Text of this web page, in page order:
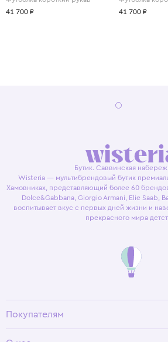
41 700 ₽ 41 700 ₽
Бутик. Саввинская
Wisteria — мультибрендовый бутик
Хамовниках, представляющий более 60
Dolce&Gabbana, Giorgio Armani, Elie Saab,
воспитывает вкус с первых дней жизни и
прекрасного мира
Покупателям